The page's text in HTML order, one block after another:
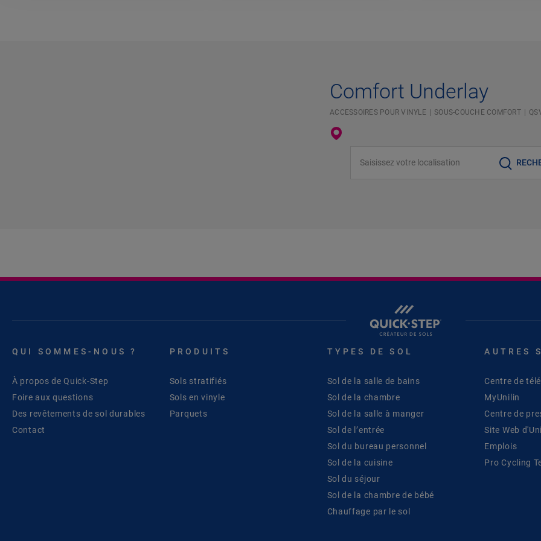
Comfort Underlay
ACCESSOIRES POUR VINYLE SOUS-COUCHE COMFORT
QUI SOMMES-NOUS ?
À propos de Quick-Step
Foire aux questions
Des revêtements de sol durables
Contact
PRODUITS
Sols stratifiés
Sols en vinyle
Parquets
TYPES DE SOL
Sol de la salle de bains
Sol de la chambre
Sol de la salle à manger
Sol de l’entrée
Sol du bureau personnel
Sol de la cuisine
Sol du séjour
Sol de la chambre de bébé
Chauffage par le sol
AUTRES
Centre de
MyUnilin
Centre de
Site Web
Emplois
Pro Cycling